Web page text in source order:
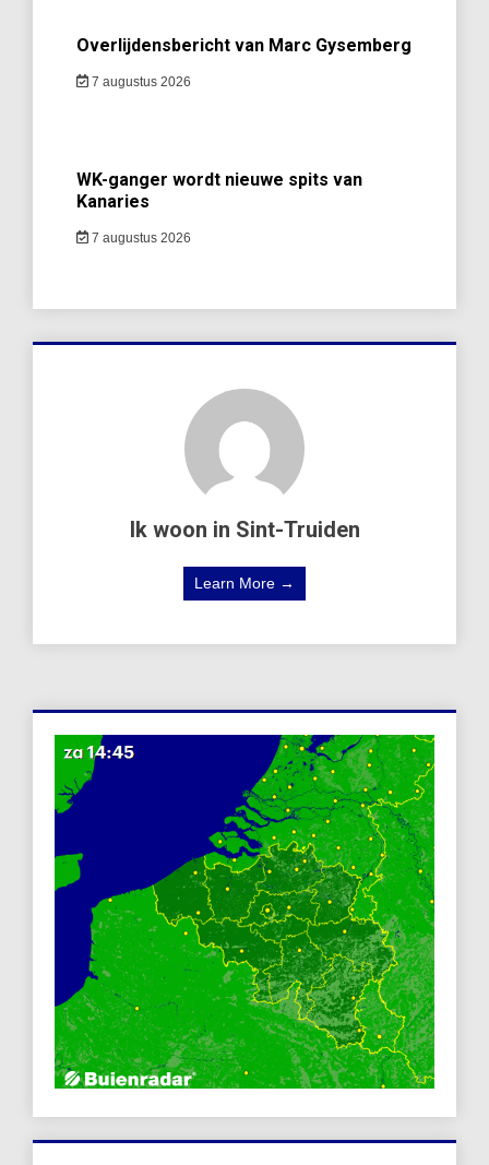
Overlijdensbericht van Marc Gysemberg
7 augustus 2026
WK-ganger wordt nieuwe spits van
Kanaries
7 augustus 2026
Ik woon in Sint-Truiden
Learn More →